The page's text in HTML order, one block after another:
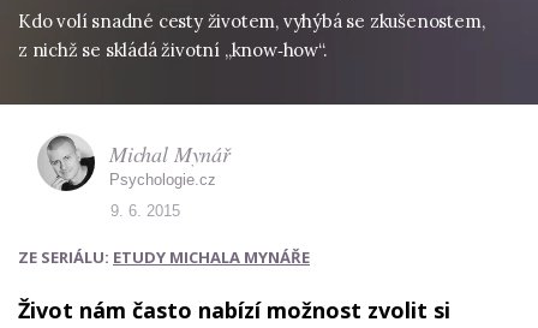
Kdo volí snadné cesty životem, vyhýbá se zkušenostem,
z nichž se skládá životní „know‑how“.
ZE SERIÁLU: ETUDY MICHALA MYNÁŘE
Život nám často nabízí možnost zvolit si
Michal Mynář
Psychologie.cz
9. 6. 2015